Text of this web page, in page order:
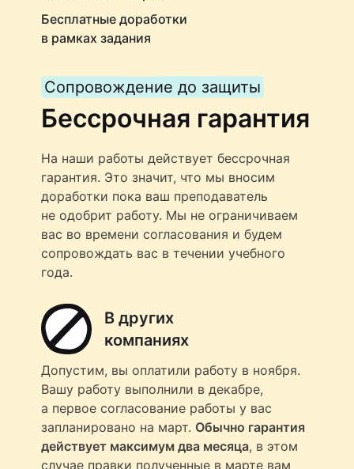
Бесплатные доработки
в рамках задания
Сопровождение до защиты
Бессрочная гарантия
На наши работы действует бессрочная
гарантия. Это значит, что мы вносим
доработки пока ваш преподаватель
не одобрит работу. Мы не ограничиваем
вас во времени согласования и будем
сопровождать вас в течении учебного
года.
В других
компаниях
Допустим, вы оплатили работу в ноября.
Вашу работу выполнили в декабре,
а первое согласование работы у вас
запланировано на март. Обычно гарантия
действует максимум два месяца, в этом
случае правки полученные в марте вам